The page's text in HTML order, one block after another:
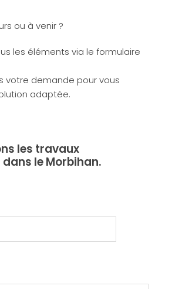
ou à venir ?
les éléments via le formulaire
votre demande pour vous
adaptée.
les travaux
le Morbihan.